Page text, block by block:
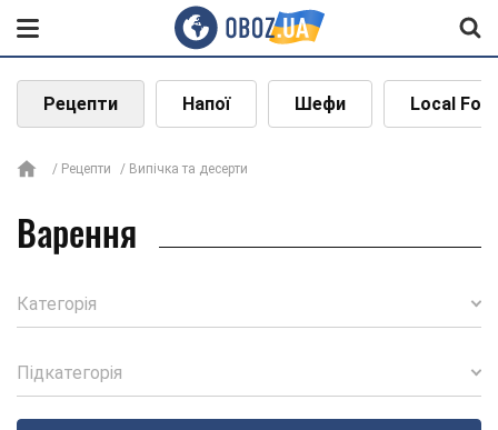
Рецепти Напої Шефи Local
Рецепти Випічка та десерти
Варення
Категорія
Підкатегорія